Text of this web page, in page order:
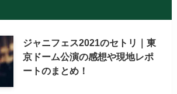
ジャニフェス2021のセトリ｜東
京ドーム公演の感想や現地レポ
ートのまとめ！